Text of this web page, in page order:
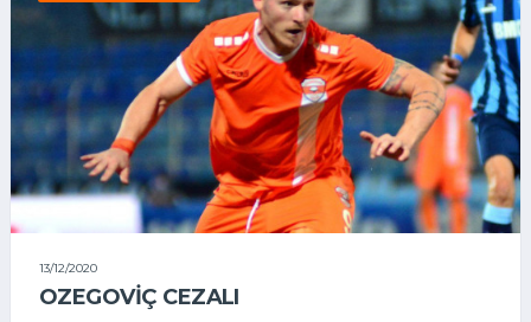
13/12/2020
OZEGOVIÇ CEZALI